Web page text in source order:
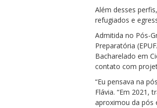
Além desses
refugiados e
Admitida no Pós-
Preparatória
Bacharelado em
contato com
“Eu pensava na
Flávia. “Em 2021,
aproximou da pós